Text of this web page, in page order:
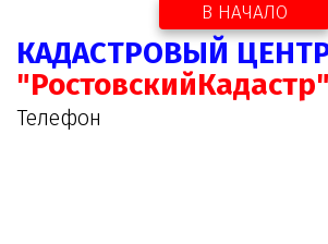
В НАЧАЛО
КАДАСТРОВЫЙ
"РостовскийКадастр"
Телефон